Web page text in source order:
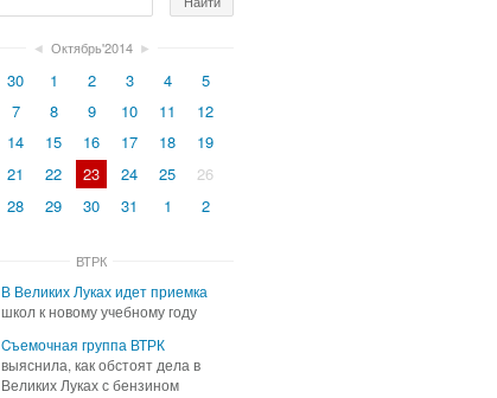
◄ Октябрь'2014 ►
30 1 2 3 4
5
7 8 9 10 11
12
14 15 16 17 18
19
21 22 23 24 25
26
28 29 30 31 1 2
ВТРК
В Великих Луках идет приемка
школ к новому учебному году
В Великих Луках идет приемка
школ к новому учебному году
Cъемочная группа ВТРК
выяснила, как обстоят дела в
Великих Луках с бензином
Cъемочная группа ВТРК
выяснила, как обстоят дела в
Великих Луках с бензином